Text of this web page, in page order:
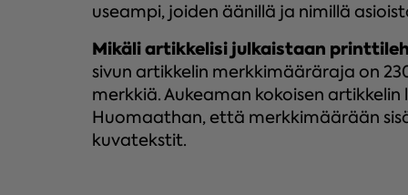
useampi, joiden äänillä ja nimillä
Mikäli artikkelisi julkaistaan
sivun artikkelin merkkimääräraja on
merkkiä. Aukeaman kokoisen
Huomaathan, että merkkimäärään
kuvatekstit.